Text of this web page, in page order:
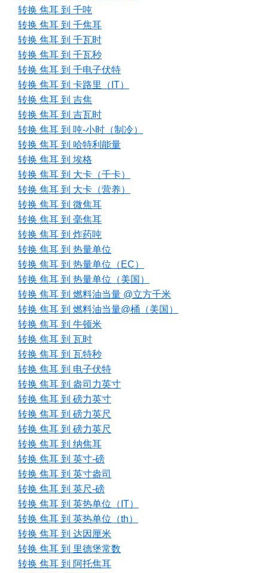
转换 焦耳 到 千吨
转换 焦耳 到 千焦耳
转换 焦耳 到 千瓦时
转换 焦耳 到 千瓦秒
转换 焦耳 到 千电子伏特
转换 焦耳 到 卡路里（IT）
转换 焦耳 到 吉焦
转换 焦耳 到 吉瓦时
转换 焦耳 到 吨-小时（制冷）
转换 焦耳 到 哈特利能量
转换 焦耳 到 埃格
转换 焦耳 到 大卡（千卡）
转换 焦耳 到 大卡（营养）
转换 焦耳 到 微焦耳
转换 焦耳 到 毫焦耳
转换 焦耳 到 炸药吨
转换 焦耳 到 热量单位
转换 焦耳 到 热量单位（EC）
转换 焦耳 到 热量单位（美国）
转换 焦耳 到 燃料油当量 @立方千米
转换 焦耳 到 燃料油当量@桶（美国）
转换 焦耳 到 牛顿米
转换 焦耳 到 瓦时
转换 焦耳 到 瓦特秒
转换 焦耳 到 电子伏特
转换 焦耳 到 盎司力英寸
转换 焦耳 到 磅力英寸
转换 焦耳 到 磅力英尺
转换 焦耳 到 磅力英尺
转换 焦耳 到 纳焦耳
转换 焦耳 到 英寸-磅
转换 焦耳 到 英寸盎司
转换 焦耳 到 英尺-磅
转换 焦耳 到 英热单位（IT）
转换 焦耳 到 英热单位（th）
转换 焦耳 到 达因厘米
转换 焦耳 到 里德堡常数
转换 焦耳 到 阿托焦耳